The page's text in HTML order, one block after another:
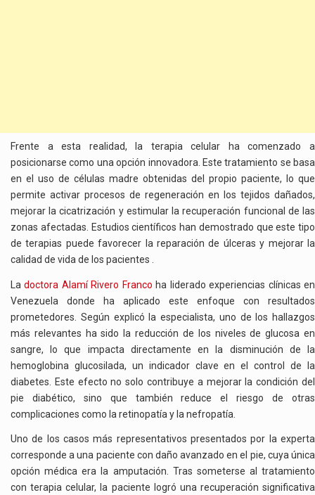
Frente a esta realidad, la terapia celular ha comenzado a
posicionarse como una opción innovadora. Este tratamiento se basa
en el uso de células madre obtenidas del propio paciente, lo que
permite activar procesos de regeneración en los tejidos dañados,
mejorar la cicatrización y estimular la recuperación funcional de las
zonas afectadas. Estudios científicos han demostrado que este tipo
de terapias puede favorecer la reparación de úlceras y mejorar la
calidad de vida de los pacientes .
Ladoctora Alamí Rivero Franco ha liderado experiencias clínicas en
Venezuela donde ha aplicado este enfoque con resultados
prometedores. Según explicó la especialista, uno de los hallazgos
más relevantes ha sido la reducción de los niveles de glucosa en
sangre, lo que impacta directamente en la disminución de la
hemoglobina glucosilada, un indicador clave en el control de la
diabetes. Este efecto no solo contribuye a mejorar la condición del
pie diabético, sino que también reduce el riesgo de otras
complicaciones como la retinopatía y la nefropatía.
Uno de los casos más representativos presentados por la experta
corresponde a una paciente con daño avanzado en el pie, cuya única
opción médica era la amputación. Tras someterse al tratamiento
con terapia celular, la paciente logró una recuperación significativa